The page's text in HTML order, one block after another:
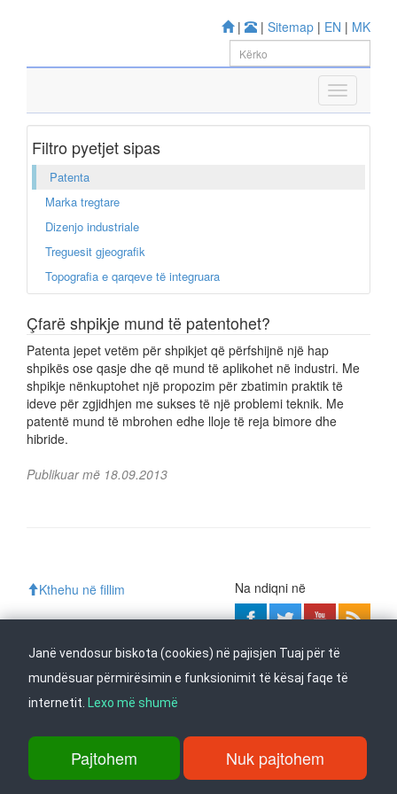
| | Sitemap | EN | MK
Filtro pyetjet sipas
Patenta
Marka tregtare
Dizenjo industriale
Treguesit gjeografik
Topografia e qarqeve të integruara
Çfarë shpikje mund të patentohet?
Patenta jepet vetëm për shpikjet që përfshijnë një hap
shpikës ose qasje dhe që mund të aplikohet në industri. Me
shpikje nënkuptohet një propozim për zbatimin praktik të
ideve për zgjidhjen me sukses të një problemi teknik. Me
patentë mund të mbrohen edhe lloje të reja bimore dhe
hibride.
Publikuar më 18.09.2013
Kthehu në fillim Na ndiqni në
rr. Dame Gruev 14, Garazha në kate Beko, kati i 1-rë, 1000 Shkup, Tel:
+389 2 3103 601 (641), Faks: +389 2 3137 149 |
info@ippo.gov.mk
Janë vendosur biskota (cookies) në pajisjen Tuaj për të
mundësuar përmirësimin e funksionimit të kësaj faqe të
internetit. Lexo më shumë
Pajtohem Nuk pajtohem